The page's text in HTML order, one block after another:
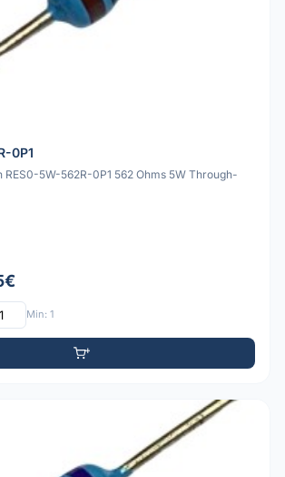
0P1
RES0-5W-562R-0P1 562 Ohms 5W Through-
Min: 1